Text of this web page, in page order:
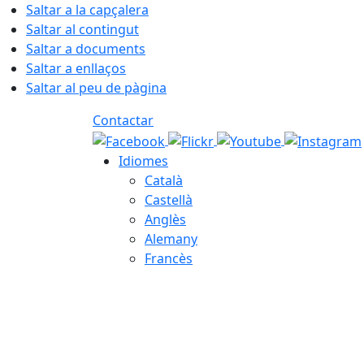
Saltar a la capçalera
Saltar al contingut
Saltar a documents
Saltar a enllaços
Saltar al peu de pàgina
Contactar
Idiomes
Català
Castellà
Anglès
Alemany
Francès